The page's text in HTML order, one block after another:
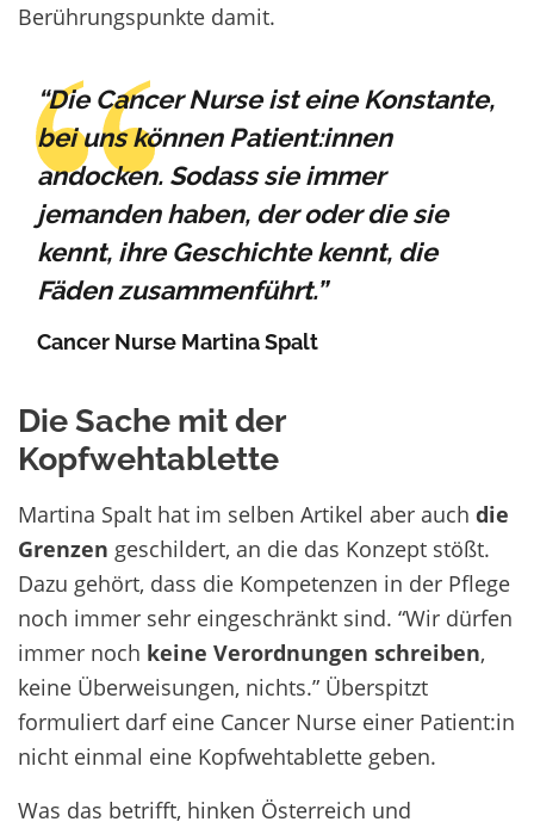
Berührungspunkte damit.
“Die Cancer Nurse ist eine Konstante,
bei uns können Patient:innen
andocken. Sodass sie immer
jemanden haben, der oder die sie
kennt, ihre Geschichte kennt, die
Fäden zusammenführt.”
Cancer Nurse Martina Spalt
Die Sache mit der
Kopfwehtablette
Martina Spalt hat im selben Artikel aber auch die
Grenzen geschildert, an die das Konzept stößt.
Dazu gehört, dass die Kompetenzen in der Pflege
noch immer sehr eingeschränkt sind. “Wir dürfen
immer noch keine Verordnungen schreiben,
keine Überweisungen, nichts.” Überspitzt
formuliert darf eine Cancer Nurse einer Patient:in
nicht einmal eine Kopfwehtablette geben.
Was das betrifft, hinken Österreich und